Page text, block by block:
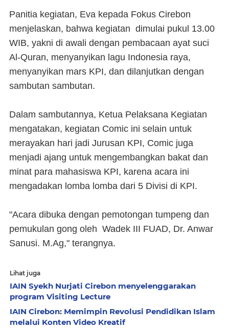
Panitia kegiatan, Eva kepada Fokus Cirebon
menjelaskan, bahwa kegiatan dimulai pukul 13.00
WIB, yakni di awali dengan pembacaan ayat suci
Al-Quran, menyanyikan lagu Indonesia raya,
menyanyikan mars KPI, dan dilanjutkan dengan
sambutan sambutan.
Dalam sambutannya, Ketua Pelaksana Kegiatan
mengatakan, kegiatan Comic ini selain untuk
merayakan hari jadi Jurusan KPI, Comic juga
menjadi ajang untuk mengembangkan bakat dan
minat para mahasiswa KPI, karena acara ini
mengadakan lomba lomba dari 5 Divisi di KPI.
"Acara dibuka dengan pemotongan tumpeng dan
pemukulan gong oleh Wadek III FUAD, Dr. Anwar
Sanusi. M.Ag," terangnya.
Lihat juga
IAIN Syekh Nurjati Cirebon menyelenggarakan
program Visiting Lecture
IAIN Cirebon: Memimpin Revolusi Pendidikan Islam
melalui Konten Video Kreatif